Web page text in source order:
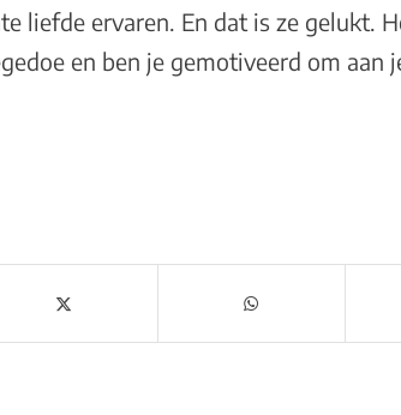
liefde ervaren. En dat is ze gelukt.
en ben je gemotiveerd om aan